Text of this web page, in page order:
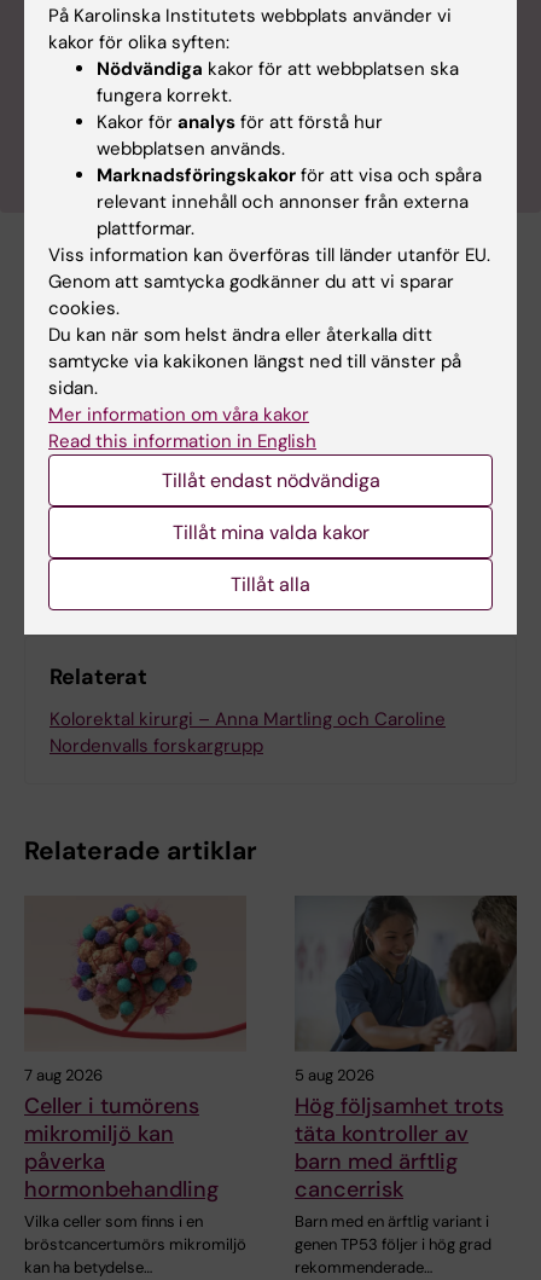
Varje år ökar förekomsten av tjock- och
ändtarmscancer i Sverige. Kirurgen och professorn
Anna Martling arbetar för att förbättra prognosen
och livskvaliteten för de drabbade. Nu testar hon
om vanliga huvudvärkstabletter kan bli nästa steg.
Tags
Cancer och onkologi Mag- och tarmsjukdomar
Uppdaterad av:
Katarina Sternudd 2025-05-27
Innehållsgranskare:
Cecilia Odlind
Relaterat
Kolorektal kirurgi – Anna Martling och Caroline
Nordenvalls forskargrupp
Relaterade artiklar
7 aug 2026
Celler i tumörens
mikromiljö kan
påverka
hormonbehandling
Vilka celler som finns i en
bröstcancertumörs mikromiljö
kan ha betydelse…
5 aug 2026
Hög följsamhet trots
täta kontroller av
barn med ärftlig
cancerrisk
Barn med en ärftlig variant i
genen TP53 följer i hög grad
rekommenderade…
På Karolinska Institutets webbplats använder vi
kakor för olika syften:
Nödvändiga kakor för att webbplatsen ska
fungera korrekt.
Kakor för analys för att förstå hur
webbplatsen används.
Marknadsföringskakor för att visa och spåra
relevant innehåll och annonser från externa
plattformar.
Viss information kan överföras till länder utanför EU.
Genom att samtycka godkänner du att vi sparar
cookies.
Du kan när som helst ändra eller återkalla ditt
samtycke via kakikonen längst ned till vänster på
sidan.
Mer information om våra kakor
Read this information in English
Tillåt endast nödvändiga
Tillåt mina valda kakor
Tillåt alla